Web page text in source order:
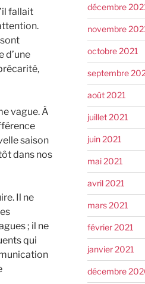
fallait
d’une
vague. À
saison
dans nos
Il ne
; il ne
qui
décembre
novembre
octobre 2021
septembre
août 2021
juillet 2021
juin 2021
mai 2021
avril 2021
mars 2021
février 2021
janvier 2021
décembre